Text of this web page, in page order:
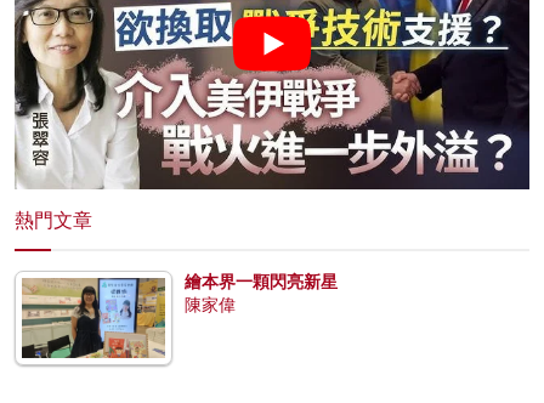
熱門文章
繪本界一顆閃亮新星
陳家偉